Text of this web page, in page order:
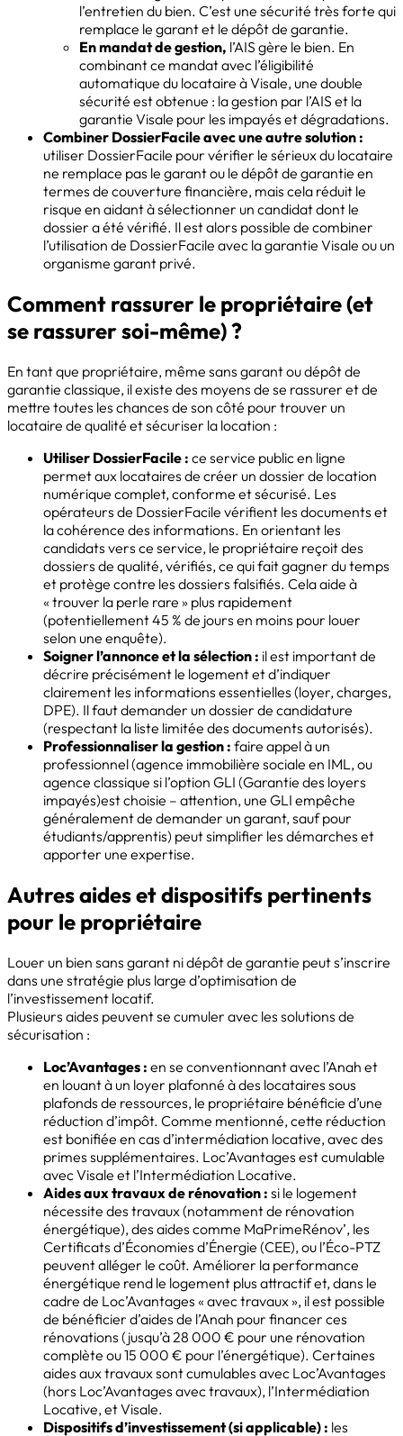
l’entretien du bien. C’est une sécurité très forte qui
remplace le garant et le dépôt de garantie.
En mandat de gestion, l’AIS gère le bien. En
combinant ce mandat avec l’éligibilité
automatique du locataire à Visale, une double
sécurité est obtenue : la gestion par l’AIS et la
garantie Visale pour les impayés et dégradations.
Combiner DossierFacile avec une autre solution :
utiliser DossierFacile pour vérifier le sérieux du locataire
ne remplace pas le garant ou le dépôt de garantie en
termes de couverture financière, mais cela réduit le
risque en aidant à sélectionner un candidat dont le
dossier a été vérifié. Il est alors possible de combiner
l’utilisation de DossierFacile avec la garantie Visale ou un
organisme garant privé.
Comment rassurer le propriétaire (et
se rassurer soi-même) ?
En tant que propriétaire, même sans garant ou dépôt de
garantie classique, il existe des moyens de se rassurer et de
mettre toutes les chances de son côté pour trouver un
locataire de qualité et sécuriser la location :
Utiliser DossierFacile : ce service public en ligne
permet aux locataires de créer un dossier de location
numérique complet, conforme et sécurisé. Les
opérateurs de DossierFacile vérifient les documents et
la cohérence des informations. En orientant les
candidats vers ce service, le propriétaire reçoit des
dossiers de qualité, vérifiés, ce qui fait gagner du temps
et protège contre les dossiers falsifiés. Cela aide à
« trouver la perle rare » plus rapidement
(potentiellement 45 % de jours en moins pour louer
selon une enquête).
Soigner l’annonce et la sélection : il est important de
décrire précisément le logement et d’indiquer
clairement les informations essentielles (loyer, charges,
DPE). Il faut demander un dossier de candidature
(respectant la liste limitée des documents autorisés).
Professionnaliser la gestion : faire appel à un
professionnel (agence immobilière sociale en IML, ou
agence classique si l’option GLI (Garantie des loyers
impayés)est choisie – attention, une GLI empêche
généralement de demander un garant, sauf pour
étudiants/apprentis) peut simplifier les démarches et
apporter une expertise.
Autres aides et dispositifs pertinents
pour le propriétaire
Louer un bien sans garant ni dépôt de garantie peut s’inscrire
dans une stratégie plus large d’optimisation de
l’investissement locatif.
Plusieurs aides peuvent se cumuler avec les solutions de
sécurisation :
Loc’Avantages : en se conventionnant avec l’Anah et
en louant à un loyer plafonné à des locataires sous
plafonds de ressources, le propriétaire bénéficie d’une
réduction d’impôt. Comme mentionné, cette réduction
est bonifiée en cas d’intermédiation locative, avec des
primes supplémentaires. Loc’Avantages est cumulable
avec Visale et l’Intermédiation Locative.
Aides aux travaux de rénovation : si le logement
nécessite des travaux (notamment de rénovation
énergétique), des aides comme MaPrimeRénov’, les
Certificats d’Économies d’Énergie (CEE), ou l’Éco-PTZ
peuvent alléger le coût. Améliorer la performance
énergétique rend le logement plus attractif et, dans le
cadre de Loc’Avantages « avec travaux », il est possible
de bénéficier d’aides de l’Anah pour financer ces
rénovations (jusqu’à 28 000 € pour une rénovation
complète ou 15 000 € pour l’énergétique). Certaines
aides aux travaux sont cumulables avec Loc’Avantages
(hors Loc’Avantages avec travaux), l’Intermédiation
Locative, et Visale.
Dispositifs d’investissement (si applicable) : les